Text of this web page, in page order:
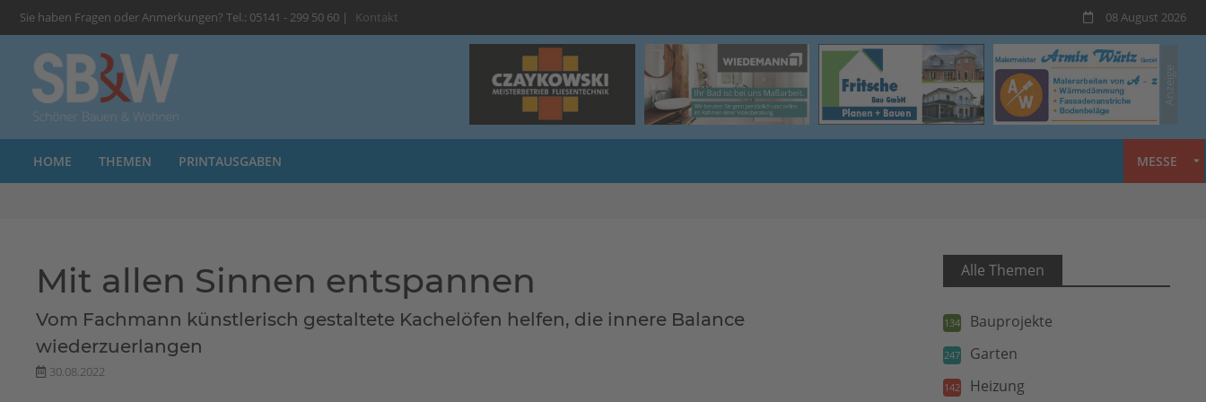
Sie haben Fragen oder Anmerkungen? Tel.: 05141 - 299 50 60 | Kontakt 08 August 2026
HOME THEMEN PRINTAUSGABEN MESSE
Mit allen Sinnen entspannen
Vom Fachmann künstlerisch gestaltete Kachelöfen helfen, die innere Balance
wiederzuerlangen
30.08.2022
Alle Themen
134 Bauprojekte
247 Garten
142 Heizung